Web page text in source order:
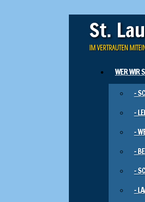
St.
IM VERTRAUTEN
Main menu WER WIR
–
–
–
–
–
–